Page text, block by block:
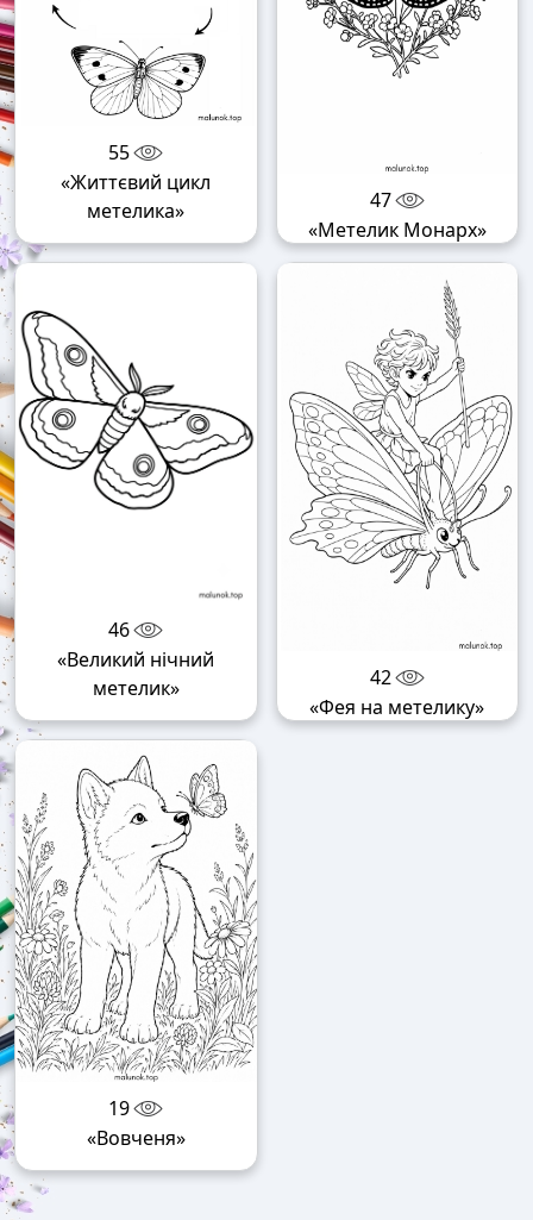
55
«Життєвий цикл
метелика»
47
«Метелик Монарх»
46
«Великий нічний
метелик»
42
«Фея на метелику»
19
«Вовченя»